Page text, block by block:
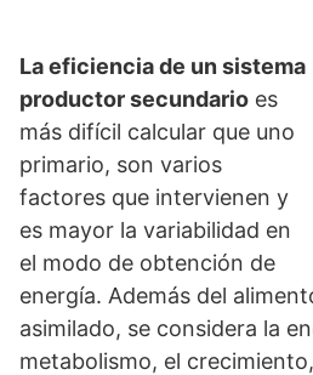
La eficiencia de un sistema
productor secundario es
más difícil calcular que uno
primario, son varios
factores que intervienen y
es mayor la variabilidad en
el modo de obtención de
energía. Además del
asimilado, se considera la
metabolismo, el